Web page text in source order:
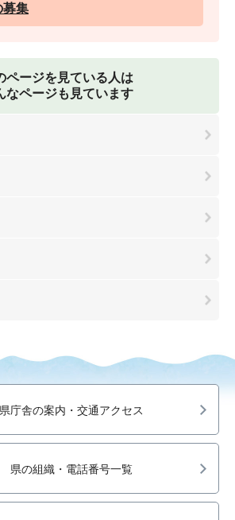
募集
ページを見ている人は
なページも見ています
県庁舎の案内・交通アクセス
県の組織・電話番号一覧